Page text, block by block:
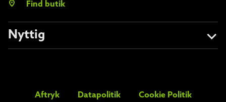
Nyttig
Find butik
Aftryk Datapolitik Cookie Politik